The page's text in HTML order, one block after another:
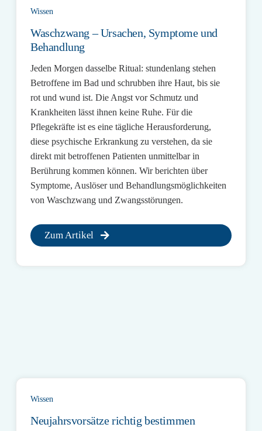
Wissen
Waschzwang – Ursachen, Symptome und
Behandlung
Jeden Morgen dasselbe Ritual: stundenlang stehen
Betroffene im Bad und schrubben ihre Haut, bis sie
rot und wund ist. Die Angst vor Schmutz und
Krankheiten lässt ihnen keine Ruhe. Für die
Pflegekräfte ist es eine tägliche Herausforderung,
diese psychische Erkrankung zu verstehen, da sie
direkt mit betroffenen Patienten unmittelbar in
Berührung kommen können. Wir berichten über
Symptome, Auslöser und Behandlungsmöglichkeiten
von Waschzwang und Zwangsstörungen.
Zum Artikel
Wissen
Neujahrsvorsätze richtig bestimmen